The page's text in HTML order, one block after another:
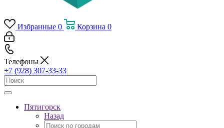
Избранные 0 Корзина 0
Телефоны
+7 (928) 307-33-33
Пятигорск
Назад